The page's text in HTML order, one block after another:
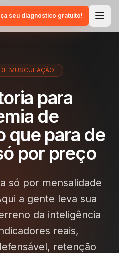
seu diagnóstico gratuito!
MUSCULAÇÃO
para
de
que para de
por preço
só por mensalidade
a gente leva sua
da inteligência
reais,
retenção